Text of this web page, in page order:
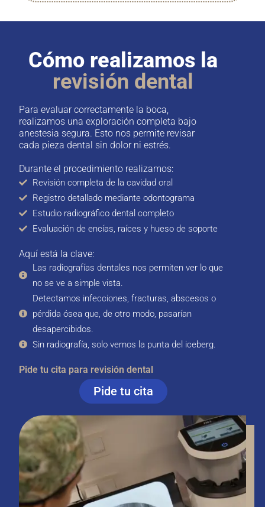
Cómo realizamos la
revisión dental
Para evaluar correctamente la boca,
realizamos una exploración completa bajo
anestesia segura. Esto nos permite revisar
cada pieza dental sin dolor ni estrés.
Durante el procedimiento realizamos:
Revisión completa de la cavidad oral
Registro detallado mediante odontograma
Estudio radiográfico dental completo
Evaluación de encías, raíces y hueso de soporte
Aquí está la clave:
Las radiografías dentales nos permiten ver lo que
no se ve a simple vista.
Detectamos infecciones, fracturas, abscesos o
pérdida ósea que, de otro modo, pasarían
desapercibidos.
Sin radiografía, solo vemos la punta del iceberg.
Pide tu cita para revisión dental
Pide tu cita